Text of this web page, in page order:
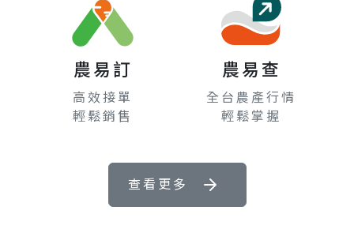
農易訂
高效接單
輕鬆銷售
農易查
全台農產行情
輕鬆掌握
查看更多